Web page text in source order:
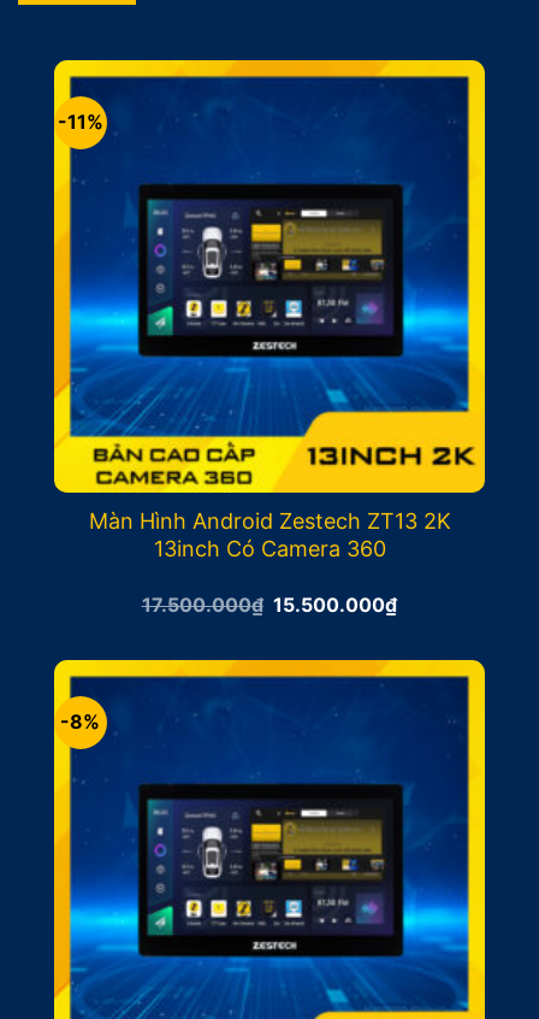
-11%
Màn Hình Android Zestech ZT13 2K
13inch Có Camera 360
17.500.000₫ Giá
17.500.000₫.
15.500.000₫Giá
là:
15.500.000₫.
-8%